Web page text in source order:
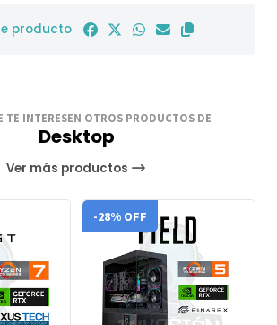
producto
TE INTERESEN OTROS PRODUCTOS DE
Desktop
Ver más productos
-28% OFF